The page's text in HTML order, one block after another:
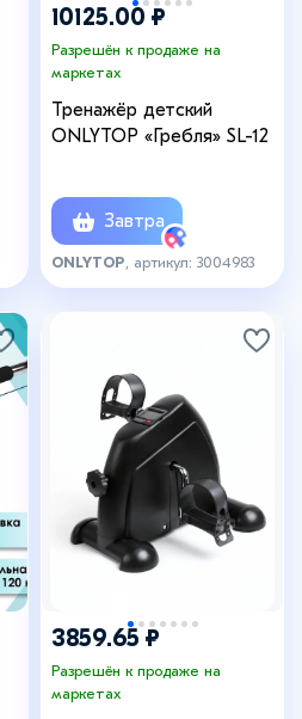
10125.00 ₽
Разрешён к продаже на
маркетах
Тренажёр детский
ONLYTOP «Гребля» SL-12
Завтра
ONLYTOP , артикул: 3004983
3859.65 ₽
Разрешён к продаже на
маркетах